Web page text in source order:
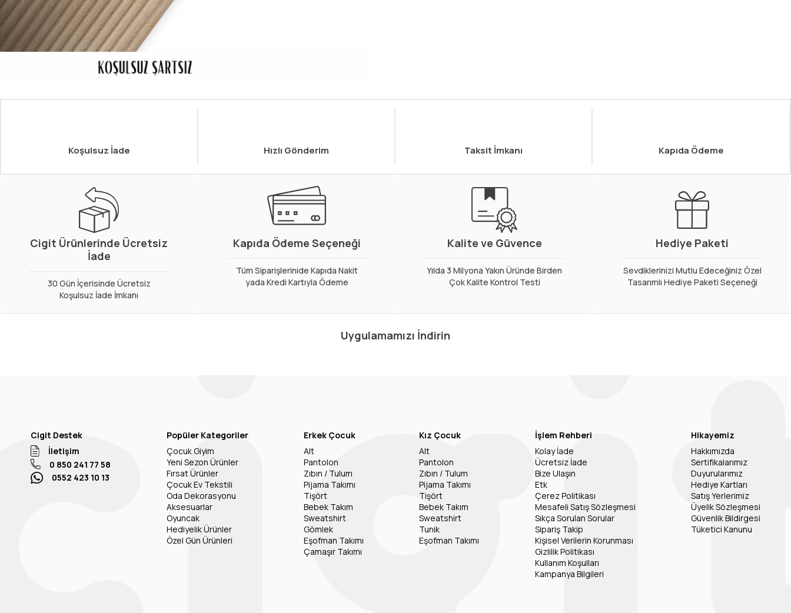
Koşulsuz İade Hızlı Gönderim Taksit İmkanı Kapıda Ödeme
Cigit Ürünlerinde Ücretsiz
İade
30 Gün İçerisinde Ücretsiz
Koşulsuz İade İmkanı
Kapıda Ödeme Seçeneği
Tüm Siparişlerinide Kapıda Nakit
yada Kredi Kartıyla Ödeme
Kalite ve Güvence
Yılda 3 Milyona Yakın Üründe Birden
Çok Kalite Kontrol Testi
Hediye Paketi
Sevdiklerinizi Mutlu Edeceğiniz Özel
Tasarımlı Hediye Paketi Seçeneği
Uygulamamızı İndirin
Cigit Destek
İletişim
0 850 241 77 58
0552 423 10 13
Popüler Kategoriler
Çocuk Giyim
Yeni Sezon Ürünler
Fırsat Ürünler
Çocuk Ev Tekstili
Oda Dekorasyonu
Aksesuarlar
Oyuncak
Hediyelik Ürünler
Özel Gün Ürünleri
Erkek Çocuk
Alt
Pantolon
Zıbın / Tulum
Pijama Takımı
Tişört
Bebek Takım
Sweatshirt
Gömlek
Eşofman Takımı
Çamaşır Takımı
Kız Çocuk
Alt
Pantolon
Zıbın / Tulum
Pijama Takımı
Tişört
Bebek Takım
Sweatshirt
Tunik
Eşofman Takımı
İşlem Rehberi
Kolay İade
Ücretsiz İade
Bize Ulaşın
Etk
Çerez Politikası
Mesafeli Satış Sözleşmesi
Sıkça Sorulan Sorular
Sipariş Takip
Kişisel Verilerin Korunması
Gizlilik Politikası
Kullanım Koşulları
Kampanya Bilgileri
Hikayemiz
Hakkımızda
Sertifikalarımız
Duyurularımız
Hediye Kartları
Satış Yerlerimiz
Üyelik Sözleşmesi
Güvenlik Bildirgesi
Tüketici Kanunu